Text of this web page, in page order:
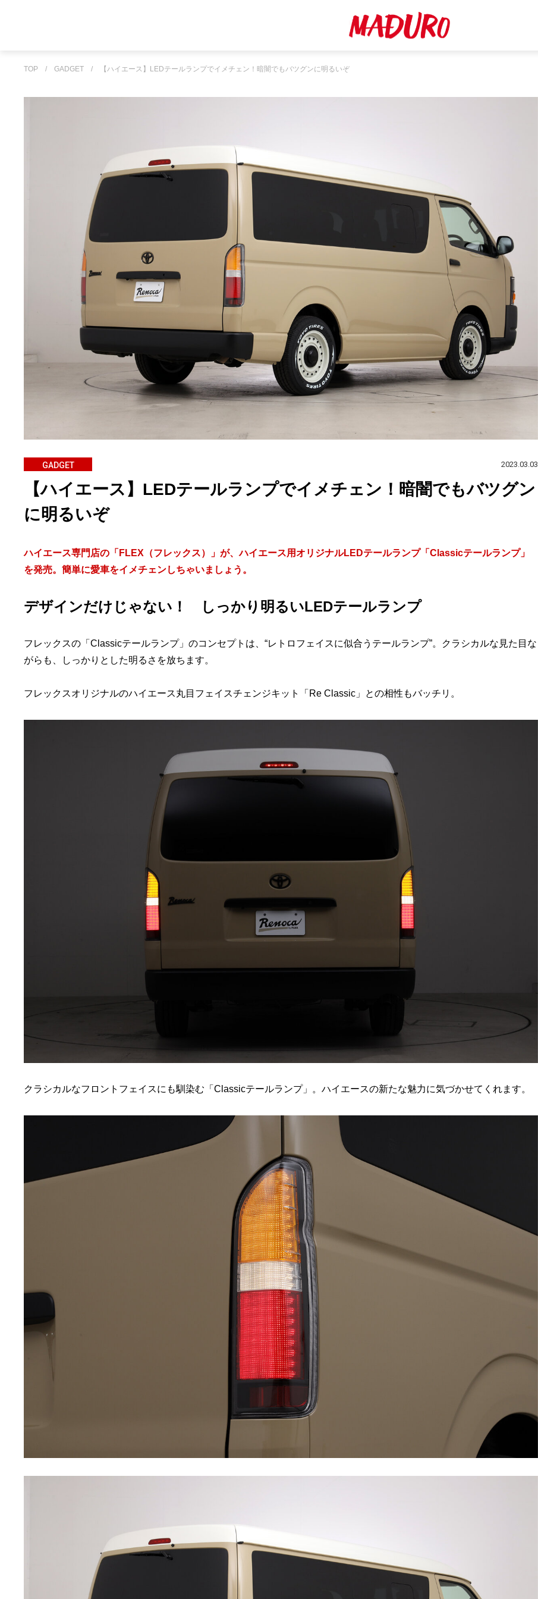
TOP / GADGET / 【ハイエース】LEDテールランプでイメチェン！暗闇でもバツグンに明るいぞ
GADGET 2023.03.03
【ハイエース】LEDテールランプでイメチェン！暗闇でもバツグン
に明るいぞ
ハイエース専門店の「FLEX（フレックス）」が、ハイエース用オリジナルLEDテールランプ「Classicテールランプ」
を発売。簡単に愛車をイメチェンしちゃいましょう。
デザインだけじゃない！ しっかり明るいLEDテールランプ
フレックスの「Classicテールランプ」のコンセプトは、“レトロフェイスに似合うテールランプ”。クラシカルな見た目な
がらも、しっかりとした明るさを放ちます。
フレックスオリジナルのハイエース丸目フェイスチェンジキット「Re Classic」との相性もバッチリ。
クラシカルなフロントフェイスにも馴染む「Classicテールランプ」。ハイエースの新たな魅力に気づかせてくれます。